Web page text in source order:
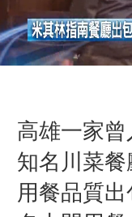
高雄一家
知名川菜
用餐品質